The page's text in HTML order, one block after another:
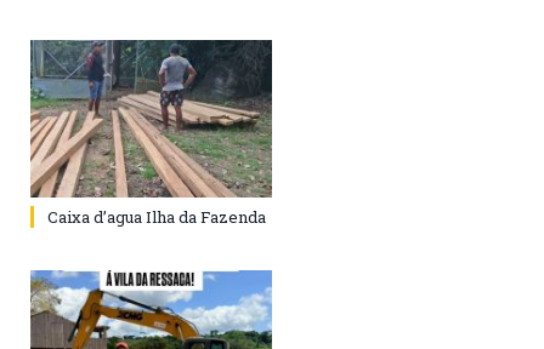
Caixa d’agua Ilha da Fazenda